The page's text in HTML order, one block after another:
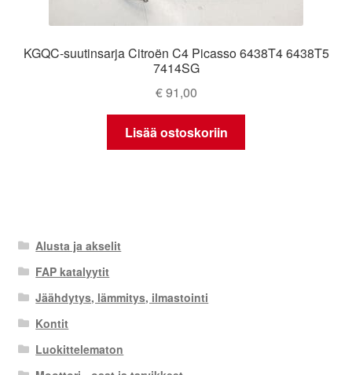
KGQC-suutinsarja Citroën C4 Picasso 6438T4 6438T5
7414SG
€91,00
Lisää ostoskoriin
Alusta ja akselit
FAP katalyytit
Jäähdytys, lämmitys, ilmastointi
Kontit
Luokittelematon